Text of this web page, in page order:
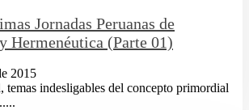
Jornadas Peruanas de
Hermenéutica (Parte 01)
2015
temas indesligables del concepto primordial